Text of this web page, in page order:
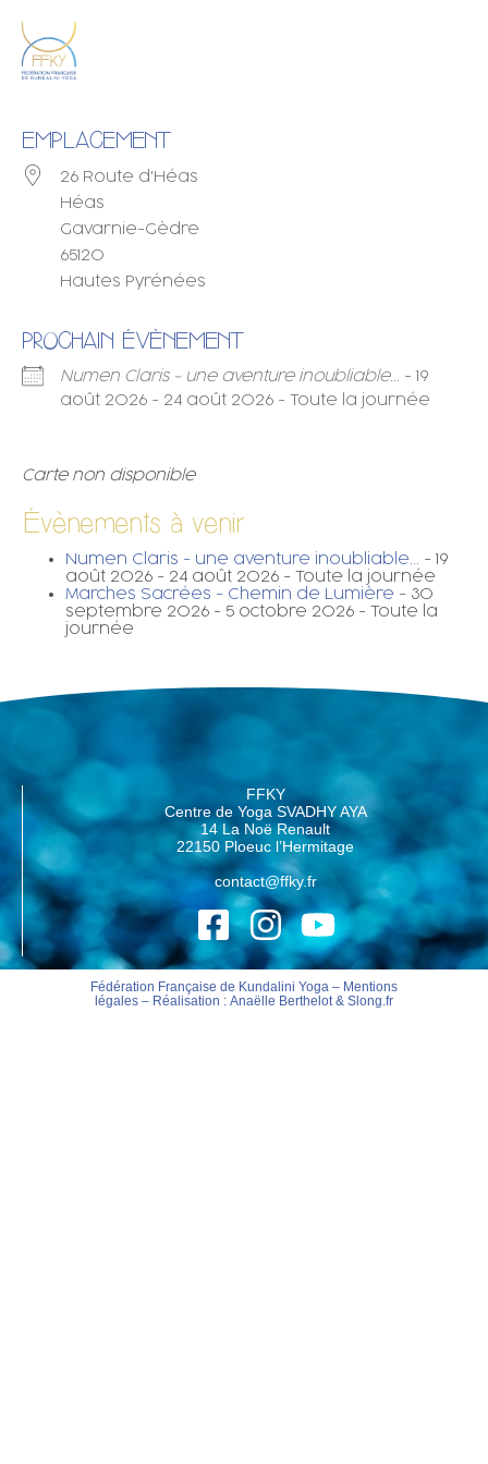
EMPLACEMENT
26 Route d'Héas
Héas
Gavarnie-Gèdre
65120
Hautes Pyrénées
PROCHAIN ÉVÈNEMENT
Numen Claris - une aventure inoubliable...
- 19
août 2026 - 24 août 2026 - Toute la journée
Carte non disponible
Évènements à venir
Numen Claris - une aventure inoubliable...
- 19
août 2026 - 24 août 2026 - Toute la journée
Marches Sacrées - Chemin de Lumière - 30
septembre 2026 - 5 octobre 2026 - Toute la
journée
FFKY
Centre de Yoga SVADHY AYA
14 La Noë Renault
22150 Ploeuc l’Hermitage
contact@ffky.fr
Fédération Française de Kundalini Yoga – Mentions
légales– Réalisation : Anaëlle Berthelot& Slong.fr